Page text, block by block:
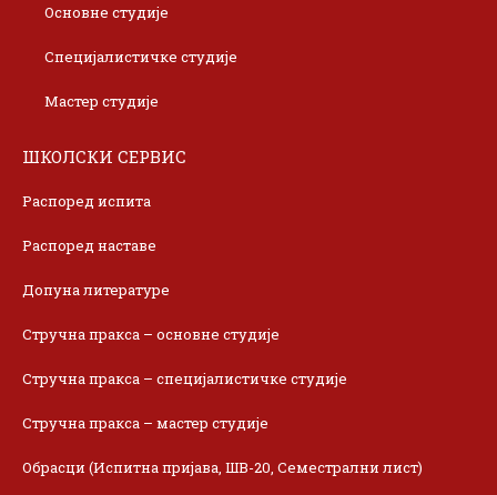
Основне студије
Специјалистичке студије
Мастер студије
ШКОЛСКИ СЕРВИС
Распоред испита
Распоред наставе
Допуна литературе
Стручна пракса – основне студије
Стручна пракса – специјалистичке студије
Стручна пракса – мастер студије
Обрасци (Испитна пријава, ШВ-20, Семестрални лист)